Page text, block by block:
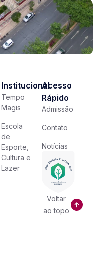
Institucional
Tempo
Magis
Escola
de
Esporte,
Cultura e
Lazer
Acesso
Rápido
Admissão
Contato
Notícias
Voltar
ao topo